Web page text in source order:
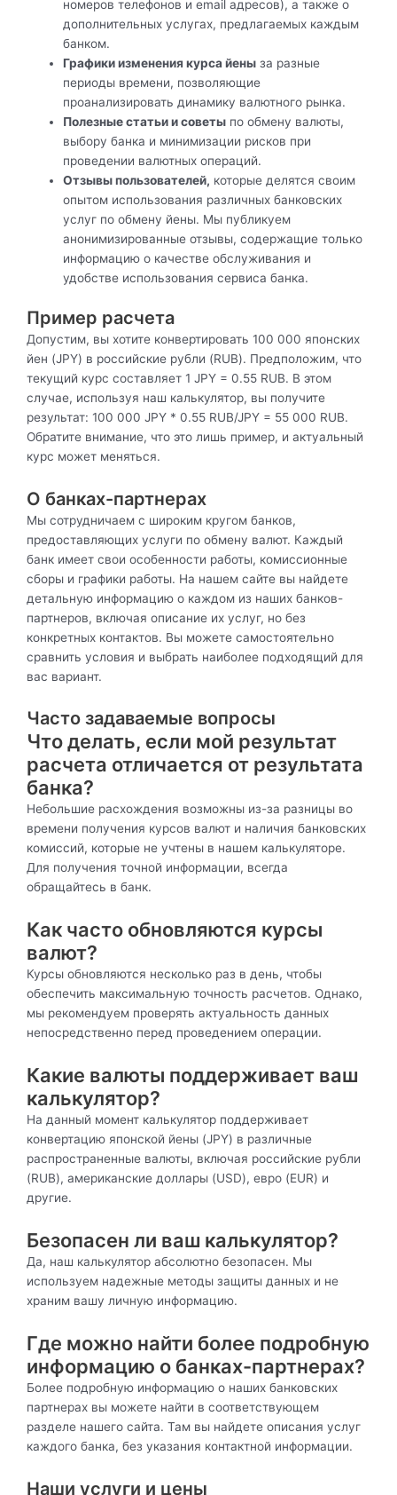
номеров телефонов и email адресов), а также о
дополнительных услугах, предлагаемых каждым
банком.
Графики изменения курса йены за разные
периоды времени, позволяющие
проанализировать динамику валютного рынка.
Полезные статьи и советы по обмену валюты,
выбору банка и минимизации рисков при
проведении валютных операций.
Отзывы пользователей, которые делятся своим
опытом использования различных банковских
услуг по обмену йены. Мы публикуем
анонимизированные отзывы, содержащие только
информацию о качестве обслуживания и
удобстве использования сервиса банка.
Пример расчета
Допустим, вы хотите конвертировать 100 000 японских
йен (JPY) в российские рубли (RUB). Предположим, что
текущий курс составляет 1 JPY = 0.55 RUB. В этом
случае, используя наш калькулятор, вы получите
результат: 100 000 JPY * 0.55 RUB/JPY = 55 000 RUB.
Обратите внимание, что это лишь пример, и актуальный
курс может меняться.
О банках-партнерах
Мы сотрудничаем с широким кругом банков,
предоставляющих услуги по обмену валют. Каждый
банк имеет свои особенности работы, комиссионные
сборы и графики работы. На нашем сайте вы найдете
детальную информацию о каждом из наших банков-
партнеров, включая описание их услуг, но без
конкретных контактов. Вы можете самостоятельно
сравнить условия и выбрать наиболее подходящий для
вас вариант.
Часто задаваемые вопросы
Что делать, если мой результат
расчета отличается от результата
банка?
Небольшие расхождения возможны из-за разницы во
времени получения курсов валют и наличия банковских
комиссий, которые не учтены в нашем калькуляторе.
Для получения точной информации, всегда
обращайтесь в банк.
Как часто обновляются курсы
валют?
Курсы обновляются несколько раз в день, чтобы
обеспечить максимальную точность расчетов. Однако,
мы рекомендуем проверять актуальность данных
непосредственно перед проведением операции.
Какие валюты поддерживает ваш
калькулятор?
На данный момент калькулятор поддерживает
конвертацию японской йены (JPY) в различные
распространенные валюты, включая российские рубли
(RUB), американские доллары (USD), евро (EUR) и
другие.
Безопасен ли ваш калькулятор?
Да, наш калькулятор абсолютно безопасен. Мы
используем надежные методы защиты данных и не
храним вашу личную информацию.
Где можно найти более подробную
информацию о банках-партнерах?
Более подробную информацию о наших банковских
партнерах вы можете найти в соответствующем
разделе нашего сайта. Там вы найдете описания услуг
каждого банка, без указания контактной информации.
Наши услуги и цены